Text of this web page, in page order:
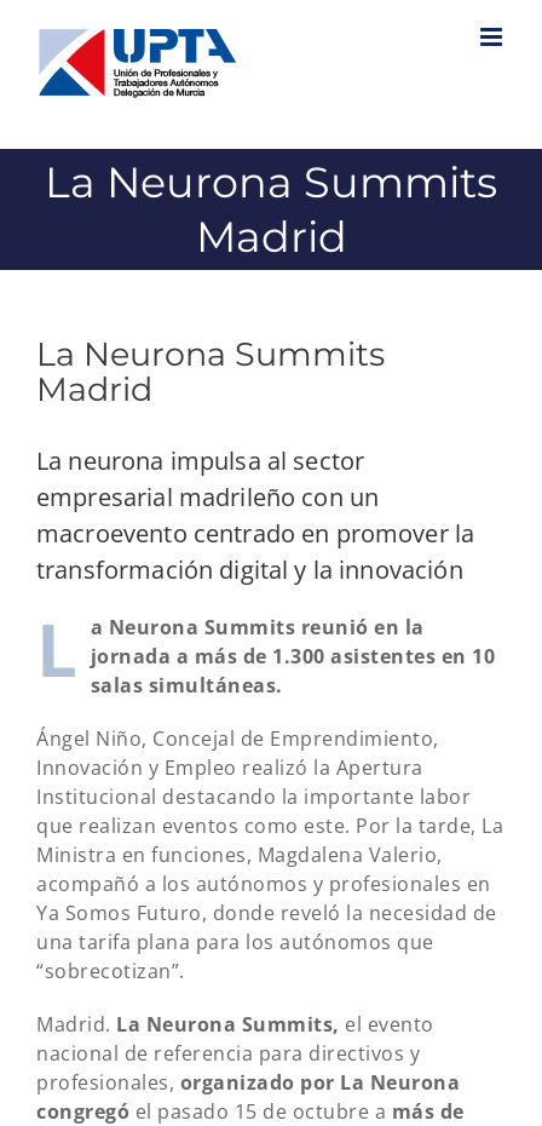
contenido
La Neurona Summits
Madrid
La Neurona Summits
Madrid
La neurona impulsa al sector
empresarial madrileño con un
macroevento centrado en promover la
transformación digital y la innovación
L a Neurona Summits reunió en la
jornada a más de 1.300 asistentes en 10
salas simultáneas.
Ángel Niño, Concejal de Emprendimiento,
Innovación y Empleo realizó la Apertura
Institucional destacando la importante labor
que realizan eventos como este. Por la tarde, La
Ministra en funciones, Magdalena Valerio,
acompañó a los autónomos y profesionales en
Ya Somos Futuro, donde reveló la necesidad de
una tarifa plana para los autónomos que
“sobrecotizan”.
Madrid. La Neurona Summits, el evento
nacional de referencia para directivos y
profesionales, organizado por La Neurona
congregó el pasado 15 de octubre a más de